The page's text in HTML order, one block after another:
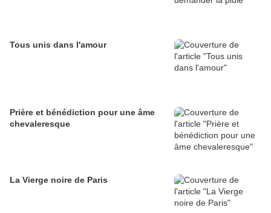
Tous unis dans l'amour
Prière et bénédiction pour une âme
chevaleresque
La Vierge noire de Paris